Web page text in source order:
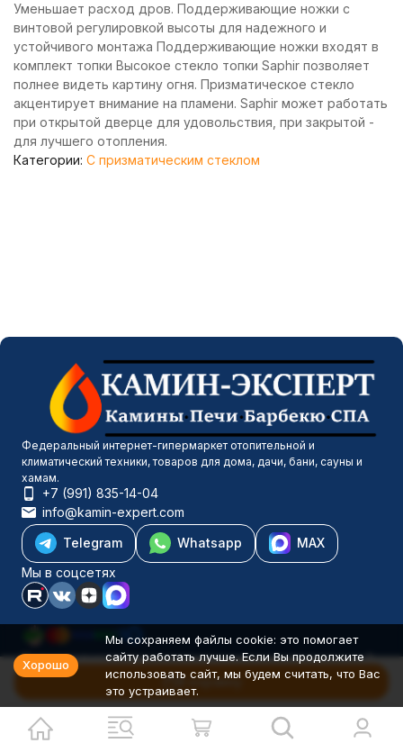
В корзину
Уменьшает расход дров. Поддерживающие ножки с
винтовой регулировкой высоты для надежного и
устойчивого монтажа Поддерживающие ножки входят в
комплект топки Высокое стекло топки Saphir позволяет
полнее видеть картину огня. Призматическое стекло
акцентирует внимание на пламени. Saphir может работать
при открытой дверце для удовольствия, при закрытой -
для лучшего отопления.
Категории: С призматическим стеклом
Федеральный интернет-гипермаркет отопительной и
климатический техники, товаров для дома, дачи, бани, сауны и
хамам.
+7 (991) 835-14-04
info@kamin-expert.com
Telegram
Whatsapp
MAX
Мы в соцсетях
Каталог товаров
Компания
Информация
Политика персональных данных
© 2001-2026 Камин-Эксперт ИП Понюхов В. А. ОГРНИП
Хорошо
Мы сохраняем файлы cookie: это помогает
сайту работать лучше. Если Вы продолжите
использовать сайт, мы будем считать, что Вас
это устраивает.